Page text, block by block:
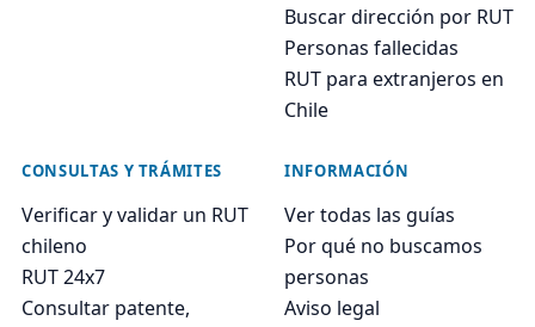
Buscar dirección por RUT
Personas fallecidas
RUT para extranjeros en
Chile
CONSULTAS Y TRÁMITES
Verificar y validar un RUT
chileno
RUT 24x7
Consultar patente,
INFORMACIÓN
Ver todas las guías
Por qué no buscamos
personas
Aviso legal